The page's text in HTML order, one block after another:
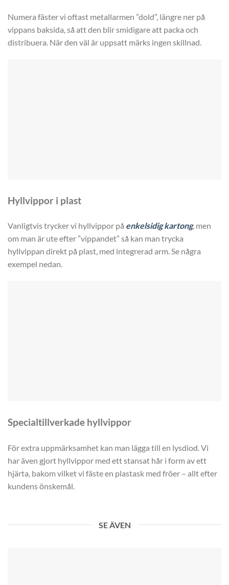
Numera fäster vi oftast metallarmen ”dold”, längre ner på
vippans baksida, så att den blir smidigare att packa och
distribuera. När den väl är uppsatt märks ingen skillnad.
Hyllvippor i plast
Vanligtvis trycker vi hyllvippor på enkelsidig kartong, men
om man är ute efter ”vippandet” så kan man trycka
hyllvippan direkt på plast, med integrerad arm. Se några
exempel nedan.
Specialtillverkade hyllvippor
För extra uppmärksamhet kan man lägga till en lysdiod. Vi
har även gjort hyllvippor med ett stansat hår i form av ett
hjärta, bakom vilket vi fäste en plastask med fröer – allt efter
kundens önskemål.
SE ÄVEN